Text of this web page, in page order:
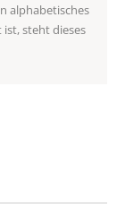
alphabetisches
ist, steht dieses